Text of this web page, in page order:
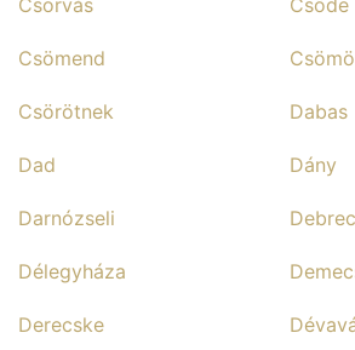
Csorvás Csöde
Csömend
Csörötnek Dabas
Dad Dány
Darnózseli
Délegyháza
Derecske